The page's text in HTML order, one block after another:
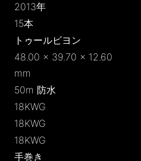
2013年
15本
トゥールビヨン
48.00 × 39.70 × 12.60
mm
50m 防水
18KWG
18KWG
18KWG
手巻き